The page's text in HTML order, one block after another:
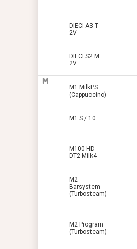
DIECI A3 T
2V
DIECI S2 M
2V
M
M1 MilkPS
(Cappuccino)
M1 S / 10
M100 HD
DT2 Milk4
M2
Barsystem
(Turbosteam)
M2 Program
(Turbosteam)